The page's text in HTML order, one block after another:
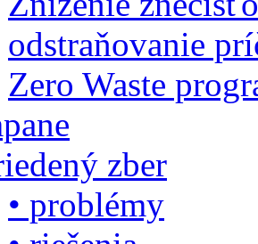
odstraňovanie
Zero Waste
zber
• problémy